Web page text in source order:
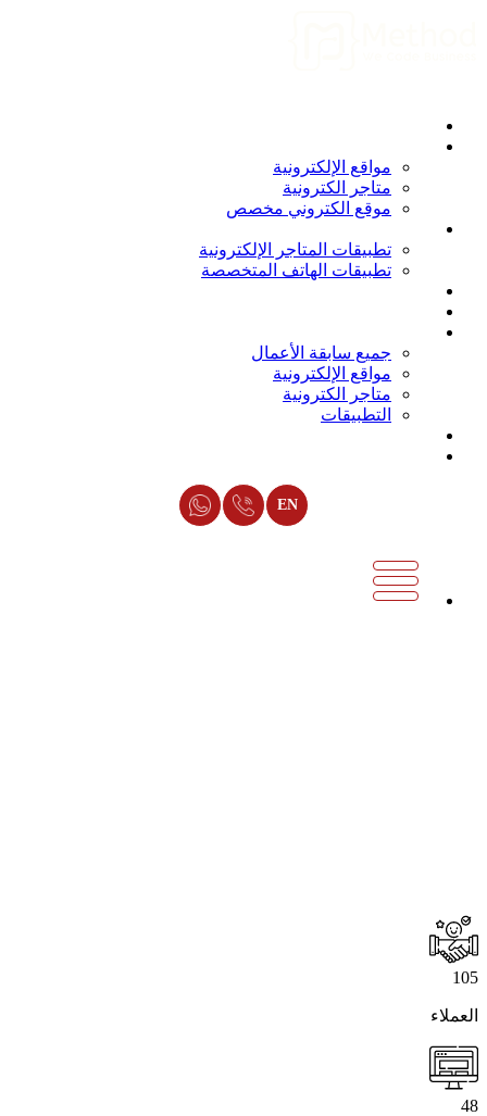
مواقع الإلكترونية
متاجر الكترونية
موقع الكتروني مخصص
تطبيقات المتاجر الإلكترونية
تطبيقات الهاتف المتخصصة
جميع سابقة الأعمال
مواقع الإلكترونية
متاجر الكترونية
التطبيقات
EN
105
العملاء
48